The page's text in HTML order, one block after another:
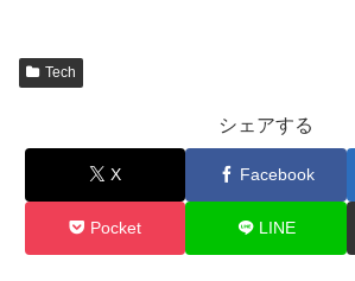
Tech
シェアする
X Facebook
Pocket LINE